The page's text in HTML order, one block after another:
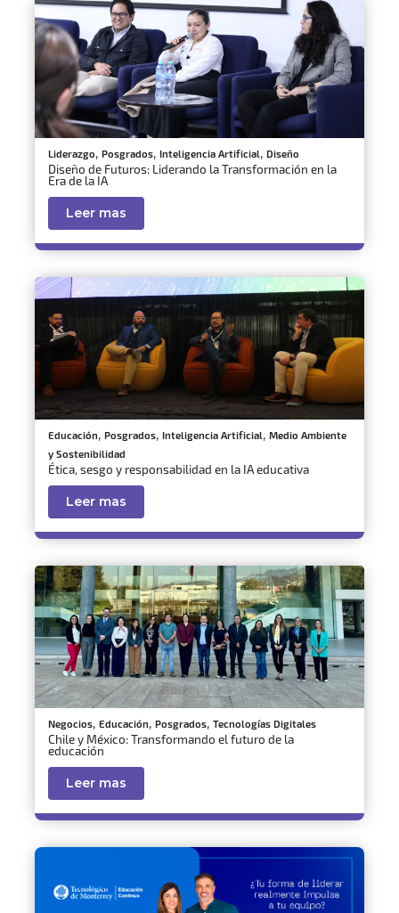
Liderazgo, Posgrados, Inteligencia Artificial, Diseño
Diseño de Futuros: Liderando la Transformación en la
Era de la IA
Leer mas
Educación, Posgrados, Inteligencia Artificial, Medio Ambiente
y Sostenibilidad
Ética, sesgo y responsabilidad en la IA educativa
Leer mas
Negocios, Educación, Posgrados, Tecnologías Digitales
Chile y México: Transformando el futuro de la
educación
Leer mas